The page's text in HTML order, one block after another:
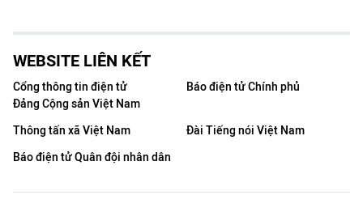
WEBSITE LIÊN KẾT
Cổng thông tin điện tử
Đảng Cộng sản Việt Nam
Báo điện tử Chính phủ
Thông tấn xã Việt Nam
Đài Tiếng nói Việt Nam
Báo điện tử Quân đội nhân dân